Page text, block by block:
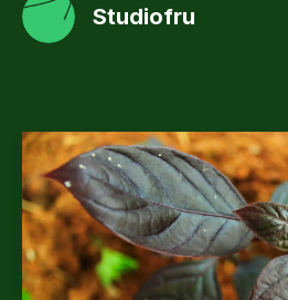
Studiofru